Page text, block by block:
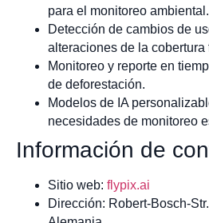
para el monitoreo ambiental.
Detección de cambios de
alteraciones de la cobertura
Monitoreo y reporte en
de deforestación.
Modelos de IA
necesidades de monitoreo
Información de
Sitio web: flypix.ai
Dirección: Robert-Bosch-